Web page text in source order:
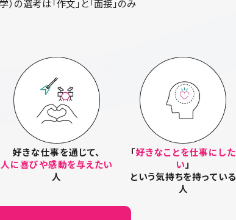
の選考は「作文」と「面接」のみ
好きな仕事を通じて、
人に喜びや感動を与えたい
人
「好きなことを仕事にした
い」
という気持ちを持っている
人